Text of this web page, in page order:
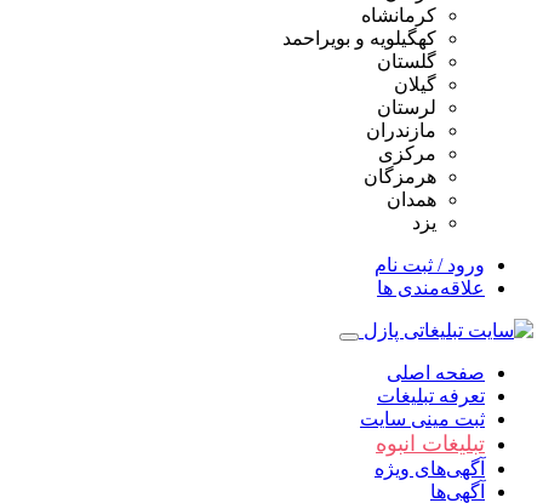
کرمانشاه
کهگیلویه و بویراحمد
گلستان
گیلان
لرستان
مازندران
مرکزی
هرمزگان
همدان
یزد
ورود / ثبت نام
علاقه‌مندی ها
صفحه اصلی
تعرفه تبلیغات
ثبت مینی سایت
تبلیغات انبوه
آگهی‌های ویژه
آگهی‌ها